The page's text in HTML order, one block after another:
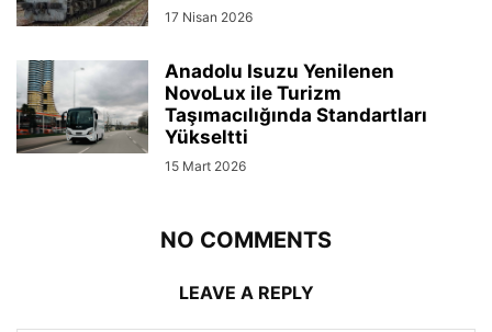
17 Nisan 2026
Anadolu Isuzu Yenilenen
NovoLux ile Turizm
Taşımacılığında Standartları
Yükseltti
15 Mart 2026
NO COMMENTS
LEAVE A REPLY